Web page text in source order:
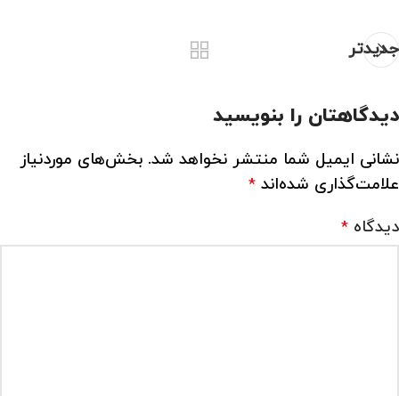
جدیدتر
دیدگاهتان را بنویسید
نشانی ایمیل شما منتشر نخواهد شد. بخش‌های موردنیاز
علامت‌گذاری شده‌اند *
دیدگاه *